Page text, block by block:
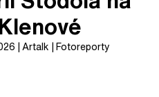
Klenové
Artalk Fotoreporty